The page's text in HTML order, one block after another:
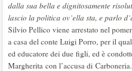
dalla sua bella e dignitosamente
lascio la politica ov’ella sta, e parlo
Silvio Pellico viene arrestato nel
a casa del conte Luigi Porro, per il
ed educatore dei due figli, ed è
Margherita con l’accusa di Carboneria.